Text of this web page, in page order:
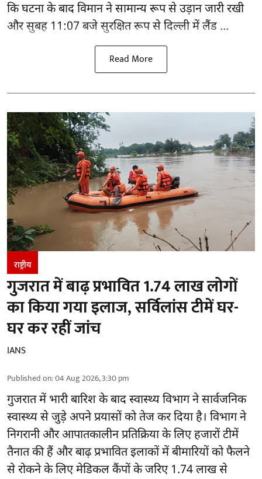
कि घटना के बाद विमान ने सामान्य रूप से उड़ान जारी रखी
और सुबह 11:07 बजे सुरक्षित रूप से दिल्ली में लैंड ...
Read More
राष्ट्रीय
गुजरात में बाढ़ प्रभावित 1.74 लाख लोगों
का किया गया इलाज, सर्विलांस टीमें घर-
घर कर रहीं जांच
IANS
Published on:04 Aug 2026, 3:30 pm
गुजरातमें भारी बारिश के बाद स्वास्थ्य विभाग ने सार्वजनिक
स्वास्थ्य से जुड़े अपने प्रयासों को तेज कर दिया है। विभाग ने
निगरानी और आपातकालीन प्रतिक्रिया के लिए हजारों टीमें
तैनात की हैं और बाढ़ प्रभावित इलाकों में बीमारियों को फैलने
से रोकने के लिए मेडिकल कैंपों के जरिए 1.74 लाख से